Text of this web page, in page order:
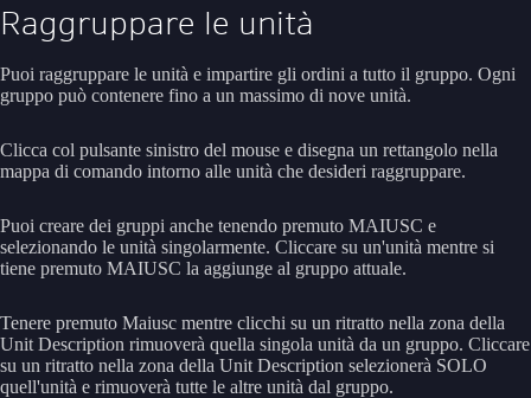
Raggruppare le unità
Puoi raggruppare le unità e impartire gli ordini a tutto il gruppo. Ogni
gruppo può contenere fino a un massimo di nove unità.
Clicca col pulsante sinistro del mouse e disegna un rettangolo nella
mappa di comando intorno alle unità che desideri raggruppare.
Puoi creare dei gruppi anche tenendo premuto MAIUSC e
selezionando le unità singolarmente. Cliccare su un'unità mentre si
tiene premuto MAIUSC la aggiunge al gruppo attuale.
Tenere premuto Maiusc mentre clicchi su un ritratto nella zona della
Unit Description rimuoverà quella singola unità da un gruppo. Cliccare
su un ritratto nella zona della Unit Description selezionerà SOLO
quell'unità e rimuoverà tutte le altre unità dal gruppo.